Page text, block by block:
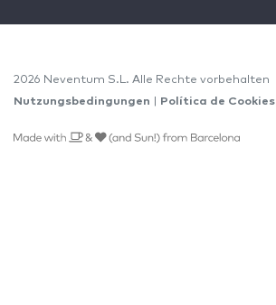
2026 Neventum S.L. Alle Rechte vorbehalten
Nutzungsbedingungen
Política de Cookies